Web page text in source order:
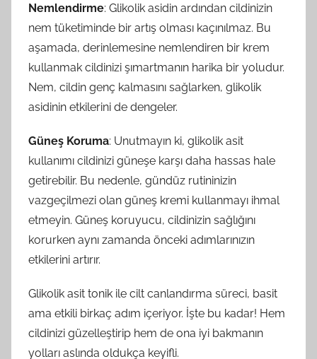
Nemlendirme: Glikolik asidin ardından cildinizin
nem tüketiminde bir artış olması kaçınılmaz. Bu
aşamada, derinlemesine nemlendiren bir krem
kullanmak cildinizi şımartmanın harika bir yoludur.
Nem, cildin genç kalmasını sağlarken, glikolik
asidinin etkilerini de dengeler.
Güneş Koruma: Unutmayın ki, glikolik asit
kullanımı cildinizi güneşe karşı daha hassas hale
getirebilir. Bu nedenle, gündüz rutininizin
vazgeçilmezi olan güneş kremi kullanmayı ihmal
etmeyin. Güneş koruyucu, cildinizin sağlığını
korurken aynı zamanda önceki adımlarınızın
etkilerini artırır.
Glikolik asit tonik ile cilt canlandırma süreci, basit
ama etkili birkaç adım içeriyor. İşte bu kadar! Hem
cildinizi güzelleştirip hem de ona iyi bakmanın
yolları aslında oldukça keyifli.